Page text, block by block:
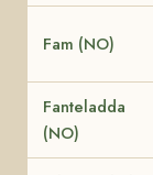
Fam (NO)
Fanteladda
(NO)